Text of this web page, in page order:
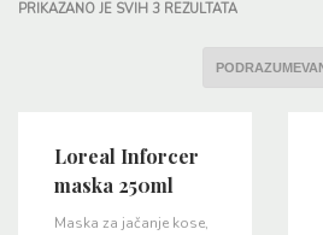
PRIKAZANO JE SVIH 3 REZULTATA
Loreal Inforcer
maska 250ml
Maska za jačanje kose,